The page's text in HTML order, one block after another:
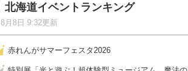
北海道イベントランキング
8月8日 9:32更新
赤れんがサマーフェスタ2026